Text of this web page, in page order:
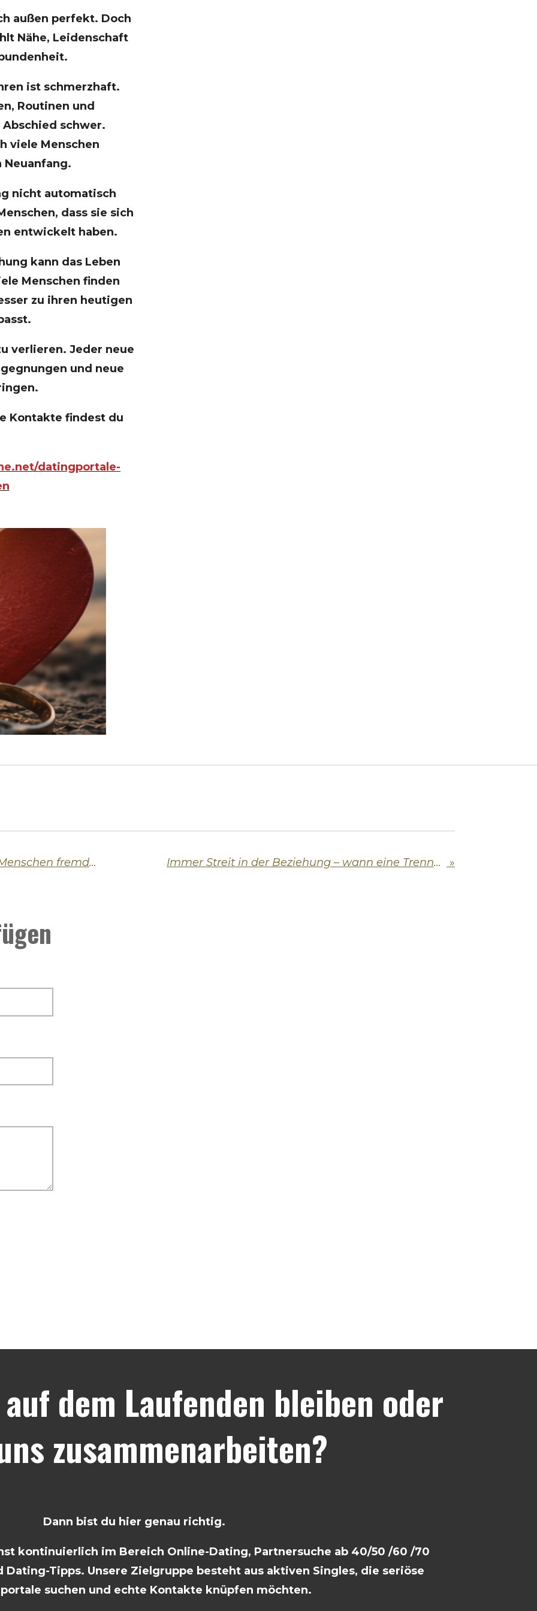
außen perfekt. Doch
Nähe, Leidenschaft
ist schmerzhaft.
Routinen und
schwer.
viele Menschen
nicht automatisch
dass sie sich
entwickelt haben.
kann das Leben
Menschen finden
zu ihren heutigen
verlieren. Jeder neue
und neue
Kontakte findest du
datingportale-
Abenteuer oder Affäre – warum Menschen fremde Wege suchen Immer Streit in der Beziehung – wann eine Trennung sinnvoll sein kann »
dem Laufenden bleiben oder
zusammenarbeiten?
Dann bist du hier genau richtig.
kontinuierlich im Bereich Online-Dating, Partnersuche ab 40/50 /60 /70
Dating-Tipps. Unsere Zielgruppe besteht aus aktiven Singles, die seriöse
suchen und echte Kontakte knüpfen möchten.